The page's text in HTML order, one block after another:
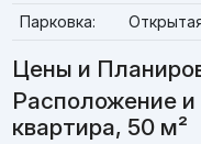
Парковка:
Цены и
Расположение и
квартира, 50 м²